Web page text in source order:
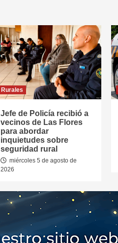
Rurales
Jefe de Policía recibió a
vecinos de Las Flores
para abordar
inquietudes sobre
seguridad rural
miércoles 5 de agosto de
2026